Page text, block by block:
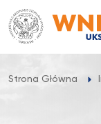
Przejdź
do
treści
Strona Główna